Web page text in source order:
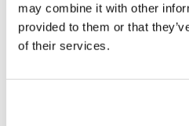
may combine it with other
provided to them or that
of their services.